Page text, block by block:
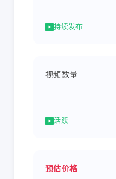
持续发布
视频数量
活跃
预估价格